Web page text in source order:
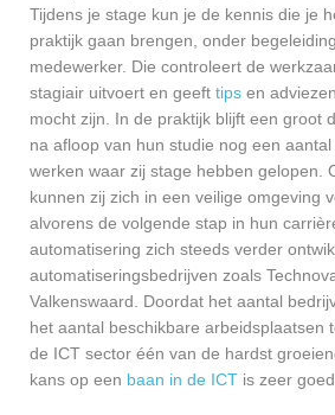
Tijdens je stage kun je de kennis die je
praktijk gaan brengen, onder
medewerker. Die controleert de
stagiair uitvoert en geeft tips en
mocht zijn. In de praktijk blijft een groot
na afloop van hun studie nog een
werken waar zij stage hebben gelopen.
kunnen zij zich in een veilige omgeving
alvorens de volgende stap in hun
automatisering zich steeds verder
automatiseringsbedrijven zoals
Valkenswaard. Doordat het aantal
het aantal beschikbare arbeidsplaatsen
de ICT sector één van de hardst
kans op een baan in de ICT is zeer